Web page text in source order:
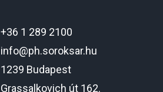
+36 1 289 2100
info@ph.soroksar.hu
1239 Budapest
Grassalkovich út 162.